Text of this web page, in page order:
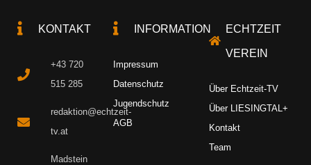
KONTAKT
+43 720
515 285
redaktion@echtzeit-
tv.at
Madstein
INFORMATION
Impressum
Datenschutz
Jugendschutz
AGB
ECHTZEIT
VEREIN
Über Echtzeit-TV
Über LIESINGTAL+
Kontakt
Team